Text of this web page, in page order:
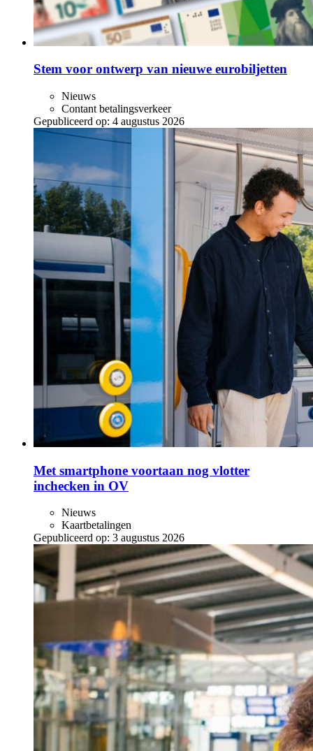
Stem voor ontwerp van nieuwe eurobiljetten
Nieuws
Contant betalingsverkeer
Gepubliceerd op: 4 augustus 2026
Met smartphone voortaan nog vlotter
inchecken in OV
Nieuws
Kaartbetalingen
Gepubliceerd op: 3 augustus 2026